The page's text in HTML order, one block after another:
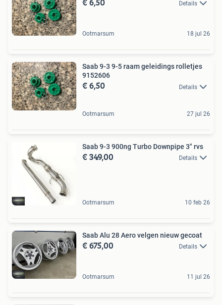
Details
Ootmarsum 18 jul 26
Saab 9-3 9-5 raam geleidings rolletjes
9152606
€ 6,50 Details
Ootmarsum 27 jul 26
Saab 9-3 900ng Turbo Downpipe 3" rvs
€ 349,00 Details
Ootmarsum 10 feb 26
Saab Alu 28 Aero velgen nieuw gecoat
€ 675,00 Details
Ootmarsum 11 jul 26